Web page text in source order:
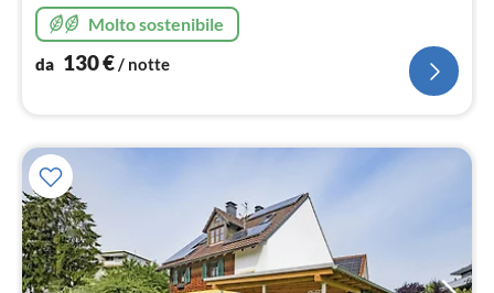
Molto sostenibile
da 130€/ notte